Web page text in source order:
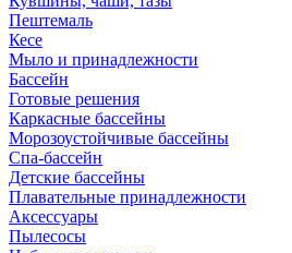
Пештемаль
Кесе
Мыло и принадлежности
Бассейн
Готовые решения
Каркасные бассейны
Морозоустойчивые бассейны
Спа-бассейн
Детские бассейны
Плавательные принадлежности
Аксессуары
Пылесосы